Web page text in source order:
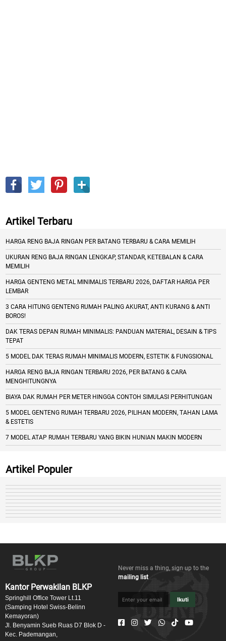
Artikel Terbaru
HARGA RENG BAJA RINGAN PER BATANG TERBARU & CARA MEMILIH
UKURAN RENG BAJA RINGAN LENGKAP, STANDAR, KETEBALAN & CARA
MEMILIH
HARGA GENTENG METAL MINIMALIS TERBARU 2026, DAFTAR HARGA PER
LEMBAR
3 CARA HITUNG GENTENG RUMAH PALING AKURAT, ANTI KURANG & ANTI
BOROS!
DAK TERAS DEPAN RUMAH MINIMALIS: PANDUAN MATERIAL, DESAIN & TIPS
TEPAT
5 MODEL DAK TERAS RUMAH MINIMALIS MODERN, ESTETIK & FUNGSIONAL
HARGA RENG BAJA RINGAN TERBARU 2026, PER BATANG & CARA
MENGHITUNGNYA
BIAYA DAK RUMAH PER METER HINGGA CONTOH SIMULASI PERHITUNGAN
5 MODEL GENTENG RUMAH TERBARU 2026, PILIHAN MODERN, TAHAN LAMA
& ESTETIS
7 MODEL ATAP RUMAH TERBARU YANG BIKIN HUNIAN MAKIN MODERN
Artikel Populer
Kantor Perwakilan BLKP
Springhill Office Tower Lt.11
(Samping Hotel Swiss-Belinn
Kemayoran)
Jl. Benyamin Sueb Ruas D7 Blok D -
Kec. Pademangan,
Never miss a thing, sign up to the
mailing list
Ikuti